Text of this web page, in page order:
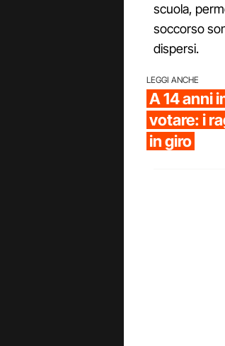
scuola,
soccorso
dispersi.
LEGGI ANCHE
A 14 anni
votare: i
in giro